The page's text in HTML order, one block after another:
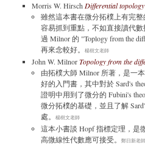
Morris W. Hirsch Differential topology
雖然這本書在微分拓樸上有完
容易抓到重點，不如直接讀代
過 Milnor 的 "Toplogy from the
再來念較好。
楊樹文老師
John W. MilnorTopology from the
由拓樸大師 Milnor 所著，是一
好的入門書，其中對於 Sard's
證明中用到了微分的 Fubini's
微分拓樸的基礎，並且了解
處。
楊樹文老師
這本小書談 Hopf 指標定理，是
高微線性代數應可接受。
鄭日新老師